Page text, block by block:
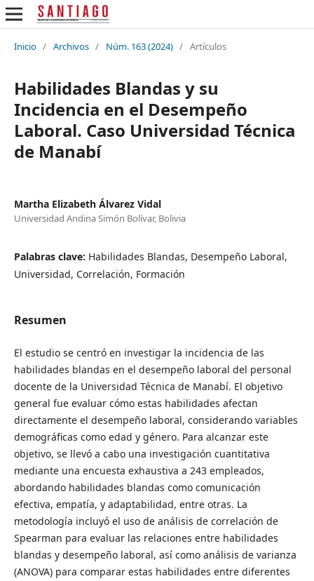
Inicio / Archivos / Núm. 163 (2024) / Artículos
Habilidades Blandas y su
Incidencia en el Desempeño
Laboral. Caso Universidad Técnica
de Manabí
Martha Elizabeth Álvarez Vidal
Universidad Andina Simón Bolívar, Bolivia
Palabras clave: Habilidades Blandas, Desempeño Laboral,
Universidad, Correlación, Formación
Resumen
El estudio se centró en investigar la incidencia de las
habilidades blandas en el desempeño laboral del personal
docente de la Universidad Técnica de Manabí. El objetivo
general fue evaluar cómo estas habilidades afectan
directamente el desempeño laboral, considerando variables
demográficas como edad y género. Para alcanzar este
objetivo, se llevó a cabo una investigación cuantitativa
mediante una encuesta exhaustiva a 243 empleados,
abordando habilidades blandas como comunicación
efectiva, empatía, y adaptabilidad, entre otras. La
metodología incluyó el uso de análisis de correlación de
Spearman para evaluar las relaciones entre habilidades
blandas y desempeño laboral, así como análisis de varianza
(ANOVA) para comparar estas habilidades entre diferentes